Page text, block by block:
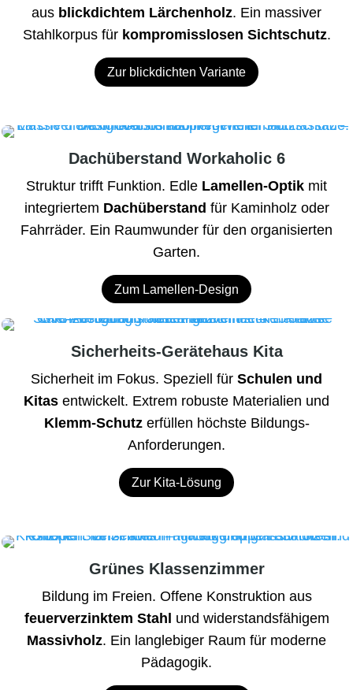
aus blickdichtem Lärchenholz. Ein massiver
Stahlkorpus für kompromisslosen Sichtschutz.
Zur blickdichten Variante
Dachüberstand Workaholic 6
Struktur trifft Funktion. Edle Lamellen-Optik mit
integriertem Dachüberstand für Kaminholz oder
Fahrräder. Ein Raumwunder für den organisierten
Garten.
Zum Lamellen-Design
Sicherheits-Gerätehaus Kita
Sicherheit im Fokus. Speziell für Schulen und
Kitas entwickelt. Extrem robuste Materialien und
Klemm-Schutzerfüllen höchste Bildungs-
Anforderungen.
Zur Kita-Lösung
Grünes Klassenzimmer
Bildung im Freien. Offene Konstruktion aus
feuerverzinktem Stahl und widerstandsfähigem
Massivholz. Ein langlebiger Raum für moderne
Pädagogik.